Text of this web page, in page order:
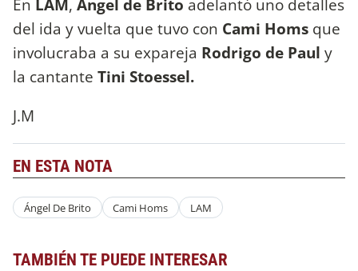
del ida y vuelta que tuvo con Cami Homs que
involucraba a su expareja Rodrigo de Paul y
la cantante Tini Stoessel.
J.M
EN ESTA NOTA
Ángel De Brito Cami Homs LAM
TAMBIÉN TE PUEDE INTERESAR